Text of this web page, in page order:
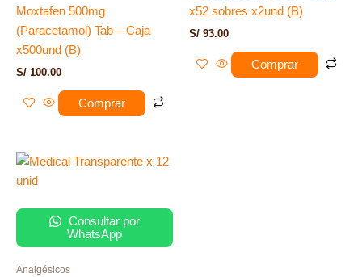
Moxtafen 500mg
(Paracetamol) Tab – Caja
x500und (B)
S/ 100.00
Comprar
x52 sobres x2und (B)
S/ 93.00
Comprar
Consultar por
WhatsApp
Analgésicos